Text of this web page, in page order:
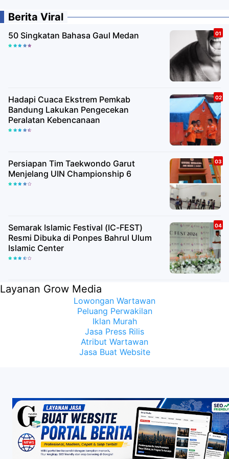
Berita Viral
50 Singkatan Bahasa Gaul Medan
Hadapi Cuaca Ekstrem Pemkab
Bandung Lakukan Pengecekan
Peralatan Kebencanaan
Persiapan Tim Taekwondo Garut
Menjelang UIN Championship 6
Semarak Islamic Festival (IC-FEST)
Resmi Dibuka di Ponpes Bahrul Ulum
Islamic Center
Layanan Grow Media
Lowongan Wartawan
Peluang Perwakilan
Iklan Murah
Jasa Press Rilis
Atribut Wartawan
Jasa Buat Website